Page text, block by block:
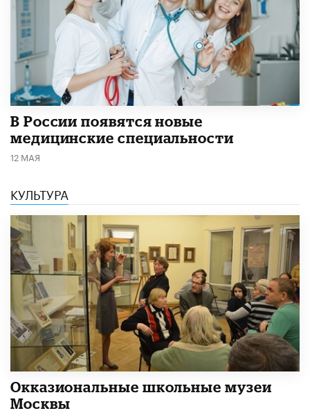
В России появятся новые
медицинские специальности
12 МАЯ
КУЛЬТУРА
​Окказиональные школьные музеи
Москвы